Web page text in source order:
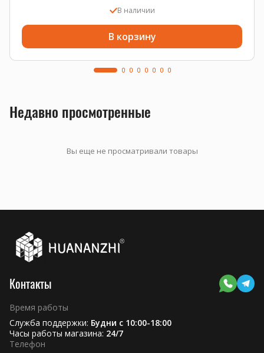
В наличии
В корзину
Недавно просмотренные
Вы еще не просматривали товары
Контакты
Время работы
Служба поддержки: Будни с 10:00-18:00
Часы работы магазина: 24/7
Телефон